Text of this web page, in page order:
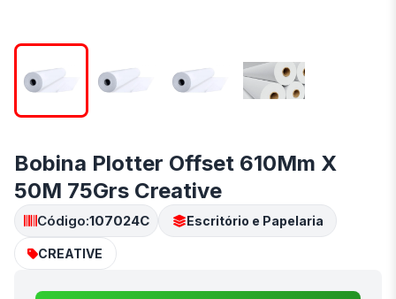
Bobina Plotter Offset 610Mm X
50M 75Grs Creative
Código:107024C Escritório e Papelaria
CREATIVE